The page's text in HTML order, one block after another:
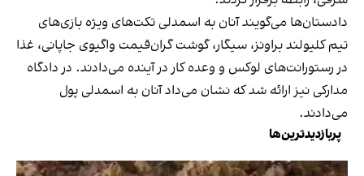
دادستان‌ها می‌گویند آنان به اسمدلی تکت‌های ویژه بازی‌های
تیم کلیولند براونز، سیگار، گوشت گران‌قیمت واگیوی جاپانی، غذا
در رستورانت‌های لوکس و وعده کار در آینده می‌دادند. در دادگاه
مدارکی نیز ارائه شد که نشان می‌داد آنان به اسمدلی پول
می‌دادند.
پربازدیدترین‌ها